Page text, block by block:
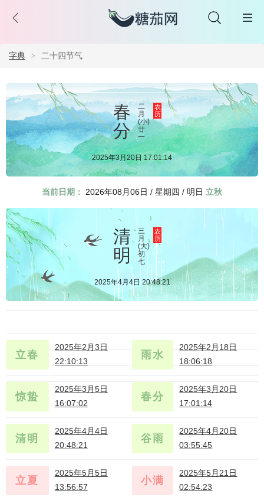
字典 二十四节气
春
分
二
月
(小)
廿
一
农
历
2025年3月20日 17:01:14
当前日期： 2026年08月06日 / 星期四 / 明日 立秋
清
明
三
月
(大)
初
七
农
历
2025年4月4日 20:48:21
立春
2025年2月3日
22:10:13
雨水
2025年2月18日
18:06:18
惊蛰
2025年3月5日
16:07:02
春分
2025年3月20日
17:01:14
清明
2025年4月4日
20:48:21
谷雨
2025年4月20日
03:55:45
立夏
2025年5月5日
13:56:57
小满
2025年5月21日
02:54:23